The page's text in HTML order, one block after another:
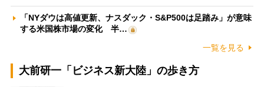
「NYダウは高値更新、ナスダック・S&P500は足踏み」が意味
する米国株市場の変化 半…
一覧を見る
大前研一「ビジネス新大陸」の歩き方